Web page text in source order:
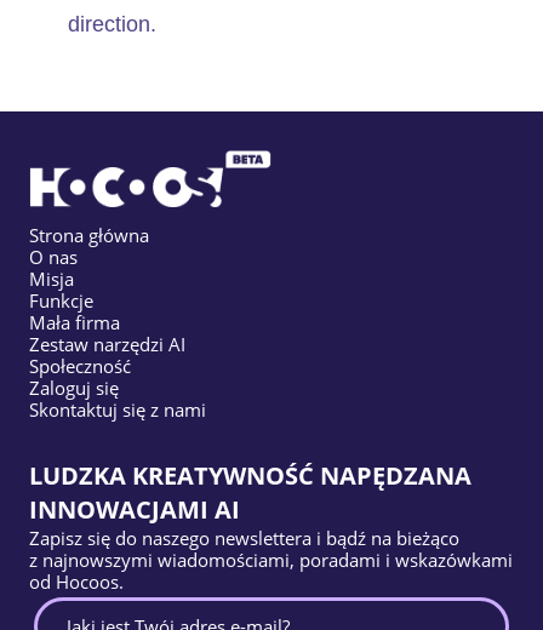
direction.
Strona główna
O nas
Misja
Funkcje
Mała firma
Zestaw narzędzi AI
Społeczność
Zaloguj się
Skontaktuj się z nami
LUDZKA KREATYWNOŚĆ NAPĘDZANA
INNOWACJAMI AI
Zapisz się do naszego newslettera i bądź na bieżąco
z najnowszymi wiadomościami, poradami i wskazówkami
od Hocoos.